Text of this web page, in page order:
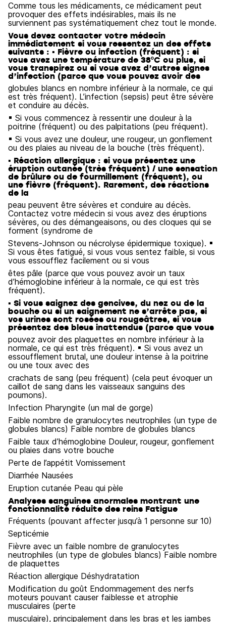
Comme tous les médicaments, ce médicament peut
provoquer des effets indésirables, mais ils ne
surviennent pas systématiquement chez tout le monde.
Vous devez contacter votre médecin
immédiatement si vous ressentez un des effets
suivants : ▪ Fièvre ou infection (fréquent) : si
vous avez une température de 38ºC ou plus, si
vous transpirez ou si vous avez d’autres signes
d’infection (parce que vous pouvez avoir des
globules blancs en nombre inférieur à la normale, ce qui
est très fréquent). L’infection (sepsis) peut être sévère
et conduire au décès.
▪ Si vous commencez à ressentir une douleur à la
poitrine (fréquent) ou des palpitations (peu fréquent).
▪ Si vous avez une douleur, une rougeur, un gonflement
ou des plaies au niveau de la bouche (très fréquent).
▪ Réaction allergique : si vous présentez une
éruption cutanée (très fréquent) / une sensation
de brûlure ou de fourmillement (fréquent), ou
une fièvre (fréquent). Rarement, des réactions
de la
peau peuvent être sévères et conduire au décès.
Contactez votre médecin si vous avez des éruptions
sévères, ou des démangeaisons, ou des cloques qui se
forment (syndrome de
Stevens-Johnson ou nécrolyse épidermique toxique). ▪
Si vous êtes fatigué, si vous vous sentez faible, si vous
vous essoufflez facilement ou si vous
êtes pâle (parce que vous pouvez avoir un taux
d’hémoglobine inférieur à la normale, ce qui est très
fréquent).
▪ Si vous saignez des gencives, du nez ou de la
bouche ou si un saignement ne s’arrête pas, si
vos urines sont rosées ou rougeâtres, si vous
présentez des bleus inattendus (parce que vous
pouvez avoir des plaquettes en nombre inférieur à la
normale, ce qui est très fréquent). ▪ Si vous avez un
essoufflement brutal, une douleur intense à la poitrine
ou une toux avec des
crachats de sang (peu fréquent) (cela peut évoquer un
caillot de sang dans les vaisseaux sanguins des
poumons).
Infection Pharyngite (un mal de gorge)
Faible nombre de granulocytes neutrophiles (un type de
globules blancs) Faible nombre de globules blancs
Faible taux d’hémoglobine Douleur, rougeur, gonflement
ou plaies dans votre bouche
Perte de l’appétit Vomissement
Diarrhée Nausées
Eruption cutanée Peau qui pèle
Analyses sanguines anormales montrant une
fonctionnalité réduite des reins Fatigue
Fréquents (pouvant affecter jusqu’à 1 personne sur 10)
Septicémie
Fièvre avec un faible nombre de granulocytes
neutrophiles (un type de globules blancs) Faible nombre
de plaquettes
Réaction allergique Déshydratation
Modification du goût Endommagement des nerfs
moteurs pouvant causer faiblesse et atrophie
musculaires (perte
musculaire), principalement dans les bras et les jambes